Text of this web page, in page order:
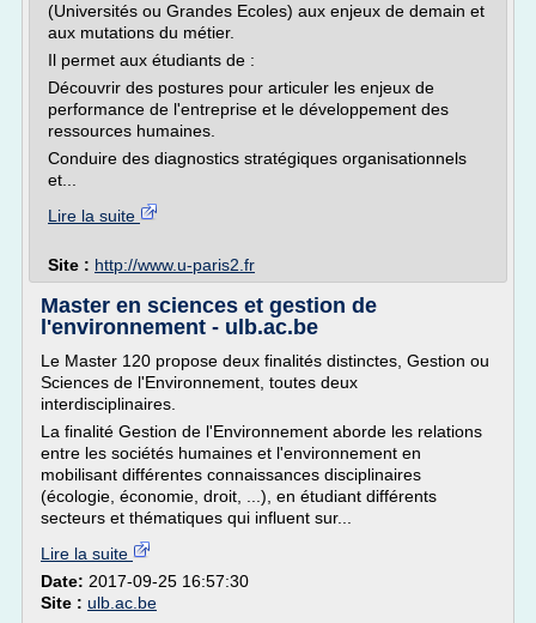
(Universités ou Grandes Ecoles) aux enjeux de demain et
aux mutations du métier.
Il permet aux étudiants de :
Découvrir des postures pour articuler les enjeux de
performance de l'entreprise et le développement des
ressources humaines.
Conduire des diagnostics stratégiques organisationnels
et...
Lire la suite
Site : http://www.u-paris2.fr
Master en sciences et gestion de
l'environnement - ulb.ac.be
Le Master 120 propose deux finalités distinctes, Gestion ou
Sciences de l'Environnement, toutes deux
interdisciplinaires.
La finalité Gestion de l'Environnement aborde les relations
entre les sociétés humaines et l'environnement en
mobilisant différentes connaissances disciplinaires
(écologie, économie, droit, ...), en étudiant différents
secteurs et thématiques qui influent sur...
Lire la suite
Date: 2017-09-25 16:57:30
Site : ulb.ac.be